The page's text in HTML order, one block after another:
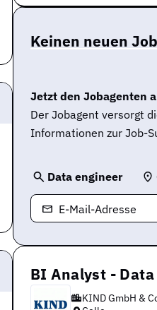
Keinen neuen
Jetzt den Jobagenten
Der Jobagent versorgt
Informationen zur Job-
Data engineer
E-Mail-Adresse
BI Analyst -
KIND GmbH &